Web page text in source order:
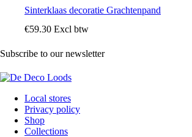
Sinterklaas decoratie Grachtenpand
€59.30 Excl btw
Subscribe to our newsletter
Local stores
Privacy policy
Shop
Collections